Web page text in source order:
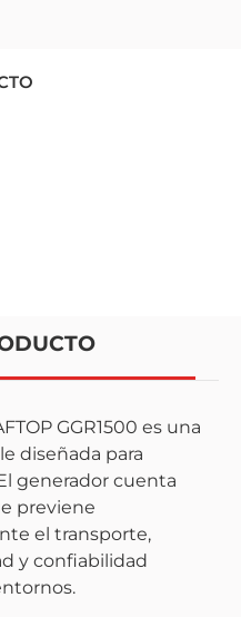
GGR1500 es una
diseñada para
generador cuenta
previene
el transporte,
y confiabilidad